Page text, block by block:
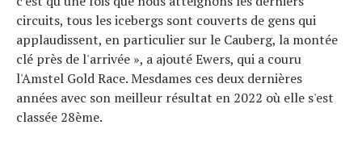
circuits, tous les icebergs sont couverts de gens qui
applaudissent, en particulier sur le Cauberg, la montée
clé près de l'arrivée », a ajouté Ewers, qui a couru
l'Amstel Gold Race. Mesdames ces deux dernières
années avec son meilleur résultat en 2022 où elle s'est
classée 28ème.